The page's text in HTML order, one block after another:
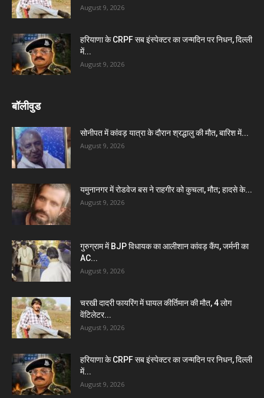
August 9, 2026
हरियाणा के CRPF सब इंस्पेक्टर का जन्मदिन पर निधन, दिल्ली
में...
August 9, 2026
बॉलीवुड
सोनीपत में कांवड़ यात्रा के दौरान श्रद्धालु की मौत, बारिश में...
August 9, 2026
यमुनानगर में रोडवेज बस ने राहगीर को कुचला, मौत; हादसे के...
August 9, 2026
गुरुग्राम में BJP विधायक का आलीशान कांवड़ कैंप, जर्मनी का
AC...
August 9, 2026
चरखी दादरी फायरिंग में घायल कीर्तिमान की मौत, 4 लोग
वेंटिलेटर...
August 9, 2026
हरियाणा के CRPF सब इंस्पेक्टर का जन्मदिन पर निधन, दिल्ली
में...
August 9, 2026